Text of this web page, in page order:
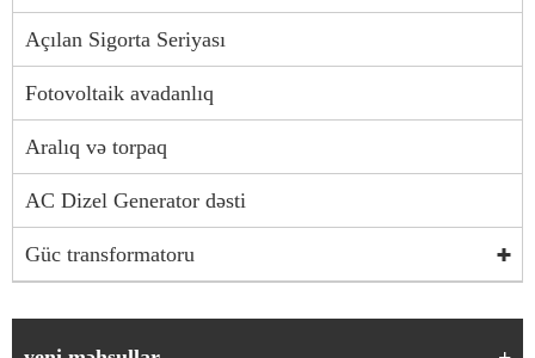
Açılan Sigorta Seriyası
Fotovoltaik avadanlıq
Aralıq və torpaq
AC Dizel Generator dəsti
Güc transformatoru